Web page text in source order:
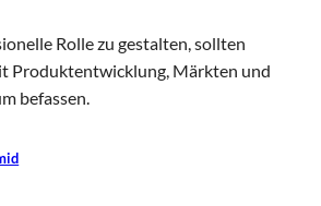
Rolle zu gestalten, sollten
Produktentwicklung, Märkten und
befassen.